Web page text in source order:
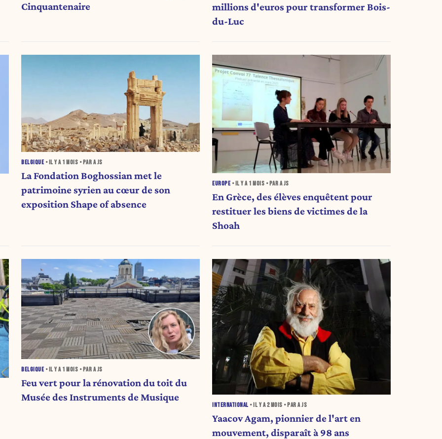
Cinquantenaire
millions d'euros pour transformer Bois-
du-Luc
BELGIQUE • IL Y A 1 MOIS • PAR A JS
La Fondation Boghossian met le
patrimoine syrien au cœur de son
exposition Shape of absence
EUROPE • IL Y A 1 MOIS • PAR A JS
En Grèce, des élèves enquêtent pour
restituer les biens de victimes de la
Shoah
BELGIQUE • IL Y A 1 MOIS • PAR A JS
Feu vert pour la rénovation du toit du
Musée des Instruments de Musique
INTERNATIONAL • IL Y A2 MOIS • PAR A JS
Yaacov Agam, pionnier de l'art en
mouvement, disparaît à 98 ans